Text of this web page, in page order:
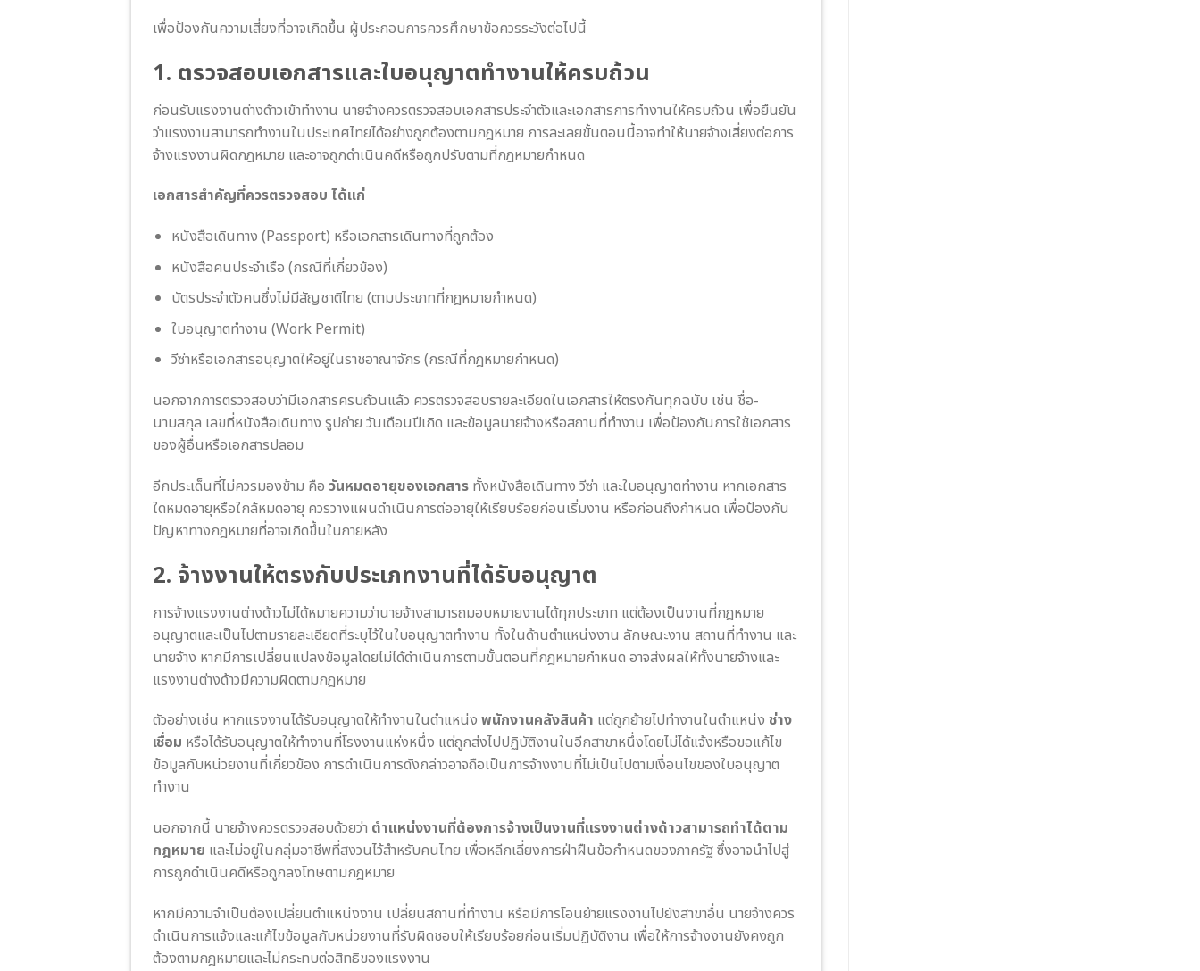
เพื่อป้องกันความเสี่ยงที่อาจเกิดขึ้น ผู้ประกอบการควรศึกษาข้อควรระวังต่อไปนี้
1. ตรวจสอบเอกสารและใบอนุญาตทำงานให้ครบถ้วน
ก่อนรับแรงงานต่างด้าวเข้าทำงาน นายจ้างควรตรวจสอบเอกสารประจำตัวและเอกสารการทำงานให้ครบถ้วน เพื่อยืนยัน
ว่าแรงงานสามารถทำงานในประเทศไทยได้อย่างถูกต้องตามกฎหมาย การละเลยขั้นตอนนี้อาจทำให้นายจ้างเสี่ยงต่อการ
จ้างแรงงานผิดกฎหมาย และอาจถูกดำเนินคดีหรือถูกปรับตามที่กฎหมายกำหนด
เอกสารสำคัญที่ควรตรวจสอบ ได้แก่
หนังสือเดินทาง (Passport) หรือเอกสารเดินทางที่ถูกต้อง
หนังสือคนประจำเรือ (กรณีที่เกี่ยวข้อง)
บัตรประจำตัวคนซึ่งไม่มีสัญชาติไทย (ตามประเภทที่กฎหมายกำหนด)
ใบอนุญาตทำงาน (Work Permit)
วีซ่าหรือเอกสารอนุญาตให้อยู่ในราชอาณาจักร (กรณีที่กฎหมายกำหนด)
นอกจากการตรวจสอบว่ามีเอกสารครบถ้วนแล้ว ควรตรวจสอบรายละเอียดในเอกสารให้ตรงกันทุกฉบับ เช่น ชื่อ-
นามสกุล เลขที่หนังสือเดินทาง รูปถ่าย วันเดือนปีเกิด และข้อมูลนายจ้างหรือสถานที่ทำงาน เพื่อป้องกันการใช้เอกสาร
ของผู้อื่นหรือเอกสารปลอม
อีกประเด็นที่ไม่ควรมองข้าม คือ วันหมดอายุของเอกสาร ทั้งหนังสือเดินทาง วีซ่า และใบอนุญาตทำงาน หากเอกสาร
ใดหมดอายุหรือใกล้หมดอายุ ควรวางแผนดำเนินการต่ออายุให้เรียบร้อยก่อนเริ่มงาน หรือก่อนถึงกำหนด เพื่อป้องกัน
ปัญหาทางกฎหมายที่อาจเกิดขึ้นในภายหลัง
2. จ้างงานให้ตรงกับประเภทงานที่ได้รับอนุญาต
การจ้างแรงงานต่างด้าวไม่ได้หมายความว่านายจ้างสามารถมอบหมายงานได้ทุกประเภท แต่ต้องเป็นงานที่กฎหมาย
อนุญาตและเป็นไปตามรายละเอียดที่ระบุไว้ในใบอนุญาตทำงาน ทั้งในด้านตำแหน่งงาน ลักษณะงาน สถานที่ทำงาน และ
นายจ้าง หากมีการเปลี่ยนแปลงข้อมูลโดยไม่ได้ดำเนินการตามขั้นตอนที่กฎหมายกำหนด อาจส่งผลให้ทั้งนายจ้างและ
แรงงานต่างด้าวมีความผิดตามกฎหมาย
ตัวอย่างเช่น หากแรงงานได้รับอนุญาตให้ทำงานในตำแหน่ง พนักงานคลังสินค้า แต่ถูกย้ายไปทำงานในตำแหน่ง ช่าง
เชื่อม หรือได้รับอนุญาตให้ทำงานที่โรงงานแห่งหนึ่ง แต่ถูกส่งไปปฏิบัติงานในอีกสาขาหนึ่งโดยไม่ได้แจ้งหรือขอแก้ไข
ข้อมูลกับหน่วยงานที่เกี่ยวข้อง การดำเนินการดังกล่าวอาจถือเป็นการจ้างงานที่ไม่เป็นไปตามเงื่อนไขของใบอนุญาต
ทำงาน
นอกจากนี้ นายจ้างควรตรวจสอบด้วยว่า ตำแหน่งงานที่ต้องการจ้างเป็นงานที่แรงงานต่างด้าวสามารถทำได้ตาม
กฎหมาย และไม่อยู่ในกลุ่มอาชีพที่สงวนไว้สำหรับคนไทย เพื่อหลีกเลี่ยงการฝ่าฝืนข้อกำหนดของภาครัฐ ซึ่งอาจนำไปสู่
การถูกดำเนินคดีหรือถูกลงโทษตามกฎหมาย
หากมีความจำเป็นต้องเปลี่ยนตำแหน่งงาน เปลี่ยนสถานที่ทำงาน หรือมีการโอนย้ายแรงงานไปยังสาขาอื่น นายจ้างควร
ดำเนินการแจ้งและแก้ไขข้อมูลกับหน่วยงานที่รับผิดชอบให้เรียบร้อยก่อนเริ่มปฏิบัติงาน เพื่อให้การจ้างงานยังคงถูก
ต้องตามกฎหมายและไม่กระทบต่อสิทธิของแรงงาน